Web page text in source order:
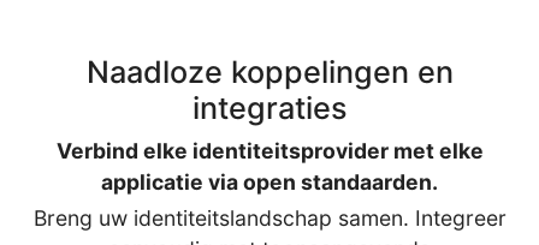
Naadloze koppelingen en
integraties
Verbind elke identiteitsprovider met elke
applicatie via open standaarden.
Breng uw identiteitslandschap samen. Integreer